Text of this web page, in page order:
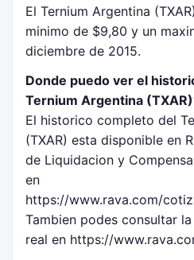
El Ternium Argentina
minimo de $9,80 y un
diciembre de 2015.
Donde puedo ver el
Ternium Argentina
El historico completo del
(TXAR) esta disponible en
de Liquidacion y
en
https://www.rava.com/
Tambien podes consultar
real en https://